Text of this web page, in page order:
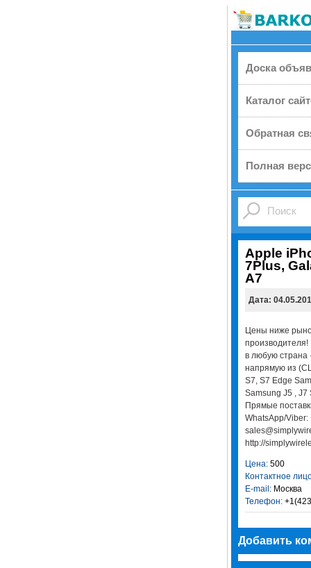
Доска
Каталог
Обратная
Полная
Apple
7Plus,
A7
Дата:
Цены ниже
производителя!
в любую страна
напрямую из
S7, S7 Edge
Samsung J5 , J7
Прямые
WhatsApp/
http://
Цена:500
Контактное
E-mail:Москва
Телефон:
Добавить